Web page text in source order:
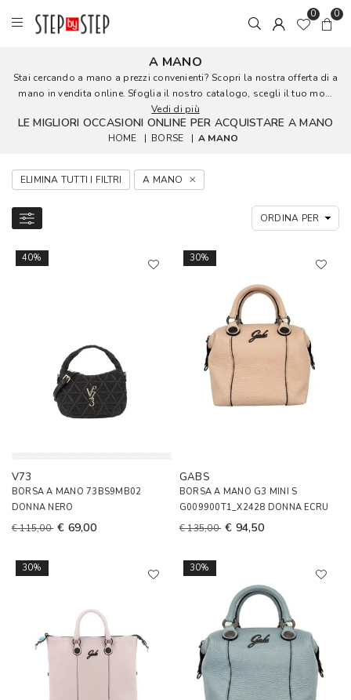
0 0
A MANO
Stai cercando a mano a prezzi convenienti? Scopri la nostra offerta di a
mano in vendita online. Sfoglia il nostro catalogo, scegli il tuo mo...
Vedi di più
LE MIGLIORI OCCASIONI ONLINE PER ACQUISTARE A MANO
HOME | BORSE | A MANO
ELIMINA TUTTI I FILTRI A MANO
40%
V73
BORSA A MANO 73BS9MB02
DONNA NERO
€ 115,00 € 69,00
30%
GABS
BORSA A MANO G3 MINI S
G009900T1_X2428 DONNA ECRU
€ 135,00 € 94,50
30% 30%